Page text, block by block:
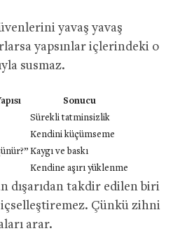
yavaş yavaş
yapsınlar içlerindeki o
susmaz.
Sonucu
Sürekli tatminsizlik
Kendini küçümseme
Kaygı ve baskı
Kendine aşırı yüklenme
dışarıdan takdir edilen biri
içselleştiremez. Çünkü zihni
arar.